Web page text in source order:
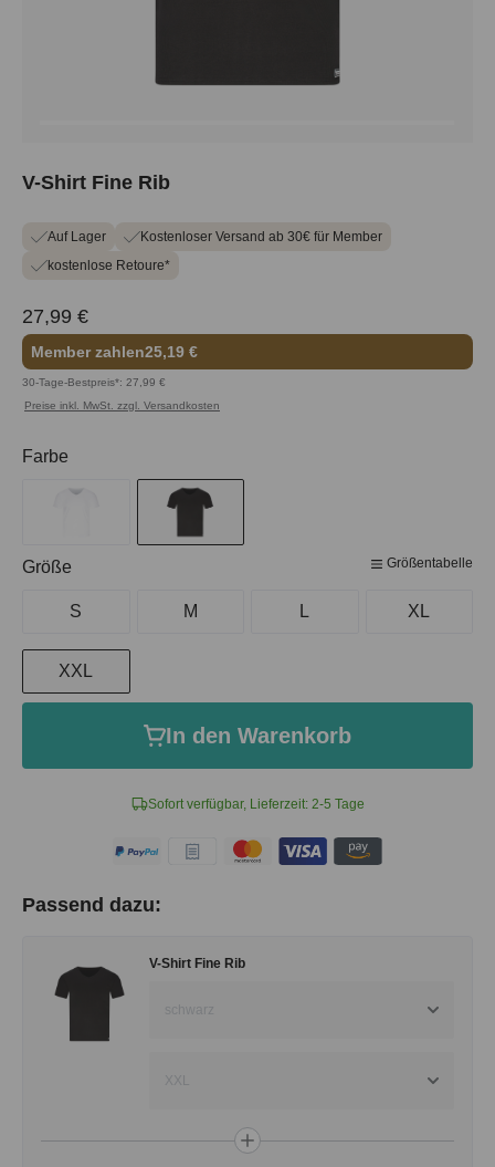
V-Shirt Fine Rib
Auf Lager
Kostenloser Versand ab 30€ für Member
kostenlose Retoure*
27,99 €
Member zahlen25,19 €
30-Tage-Bestpreis*: 27,99 €
Preise inkl. MwSt. zzgl. Versandkosten
Sofort verfügbar, Lieferzeit: 2-5 Tage
Farbe
Größe Größentabelle
S M L XL
XXL
In den Warenkorb
Passend dazu:
V-Shirt Fine Rib
schwarz
XXL